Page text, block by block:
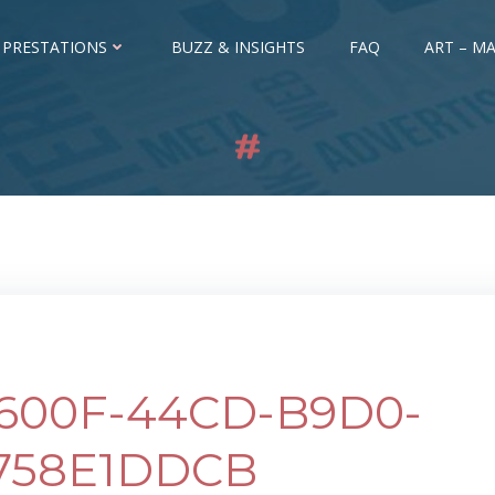
BUZZ & INSIGHTS FAQ ART –
44CD-B9D0-